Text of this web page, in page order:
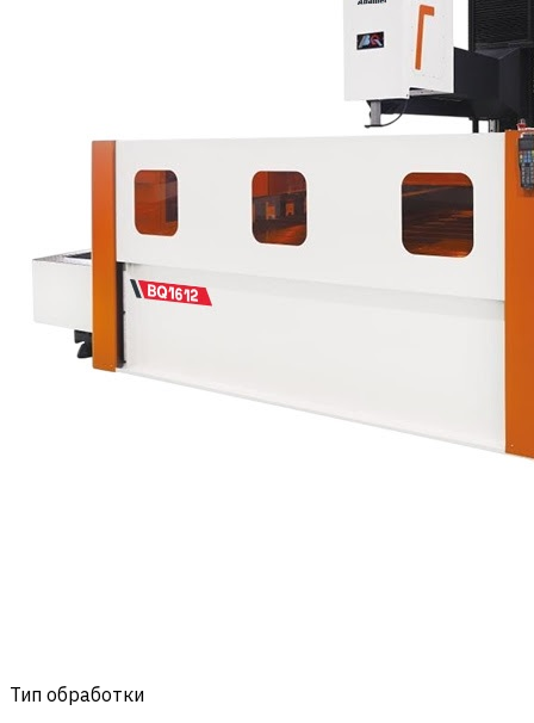
Тип обработки